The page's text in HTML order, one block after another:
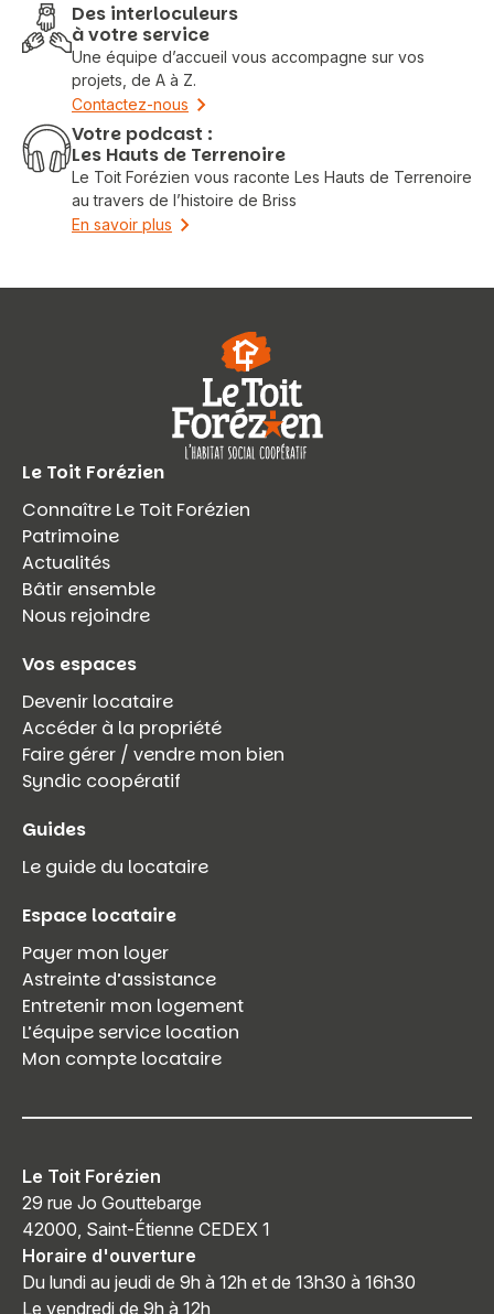
Des interloculeurs
à votre service
Une équipe d’accueil vous accompagne sur vos
projets, de A à Z.
Contactez-nous
Votre podcast :
Les Hauts de Terrenoire
Le Toit Forézien vous raconte Les Hauts de Terrenoire
au travers de l’histoire de Briss
En savoir plus
Le Toit Forézien
Connaître Le Toit Forézien
Patrimoine
Actualités
Bâtir ensemble
Nous rejoindre
Vos espaces
Devenir locataire
Accéder à la propriété
Faire gérer / vendre mon bien
Syndic coopératif
Guides
Le guide du locataire
Espace locataire
Payer mon loyer
Astreinte d’assistance
Entretenir mon logement
L’équipe service location
Mon compte locataire
Le Toit Forézien
29 rue Jo Gouttebarge
42000, Saint-Étienne CEDEX 1
Horaire d'ouverture
Du lundi au jeudi de 9h à 12h et de 13h30 à 16h30
Le vendredi de 9h à 12h